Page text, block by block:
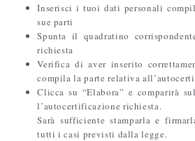
Inserisci i tuoi dati personali
sue parti
Spunta il quadratino
richiesta
Verifica di aver inserito
compila la parte relativa
Clicca su “Elabora” e comparirà
l’autocertificazione richiesta.
Sarà sufficiente stamparla e
tutti i casi previsti dalla legge.